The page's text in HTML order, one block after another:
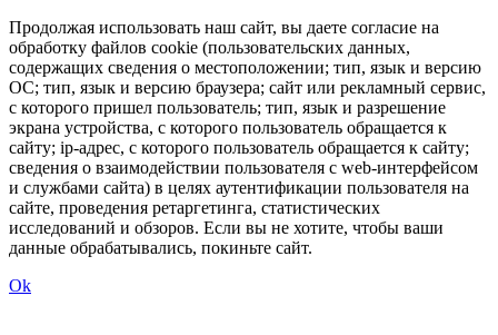
Продолжая использовать наш сайт, вы даете согласие на
обработку файлов cookie (пользовательских данных,
содержащих сведения о местоположении; тип, язык и версию
ОС; тип, язык и версию браузера; сайт или рекламный сервис,
с которого пришел пользователь; тип, язык и разрешение
экрана устройства, с которого пользователь обращается к
сайту; ip-адрес, с которого пользователь обращается к сайту;
сведения о взаимодействии пользователя с web-интерфейсом
и службами сайта) в целях аутентификации пользователя на
сайте, проведения ретаргетинга, статистических
исследований и обзоров. Если вы не хотите, чтобы ваши
данные обрабатывались, покиньте сайт.
Ok